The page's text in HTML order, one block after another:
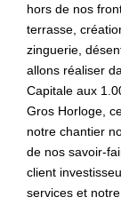
hors de nos
terrasse,
zinguerie,
allons réaliser
Capitale aux
Gros Horloge,
notre chantier
de nos savoir-
client
services et